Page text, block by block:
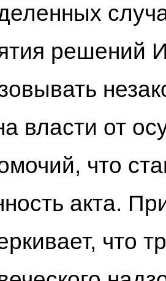
решений
власти от
что
акта.
что